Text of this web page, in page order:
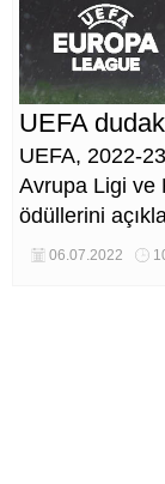
UEFA
UEFA, 2022-
Avrupa Ligi ve
ödüllerini
06.07.2022